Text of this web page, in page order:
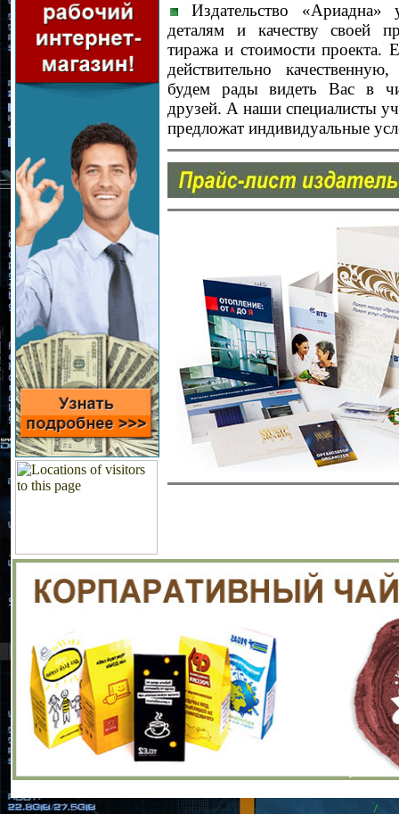
Издательство «Ариадна»
деталям и качеству своей
тиража и стоимости проекта.
действительно
будем рады видеть Вас в
друзей. А наши специалисты
предложат индивидуальные